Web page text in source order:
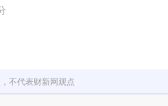
不代表财新网观点